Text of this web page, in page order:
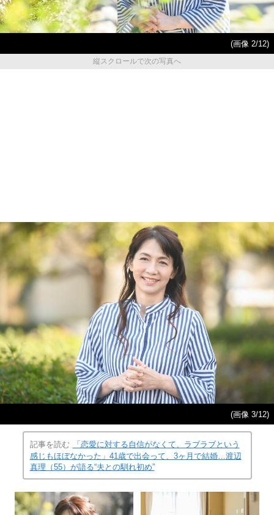
(画像 2/12)
縦スクロールで次の写真へ
(画像 3/12)
記事を読む
「恋愛に対する自信がなくて、ラブラブという
感じもほぼなかった」41歳で出会って、3ヶ月で結婚…渡辺
真理（55）が語る“夫との馴れ初め”